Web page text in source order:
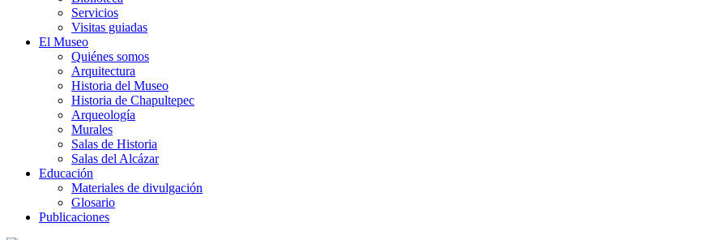
Servicios
Visitas guiadas
El Museo
Quiénes somos
Arquitectura
Historia del Museo
Historia de Chapultepec
Arqueología
Murales
Salas de Historia
Salas del Alcázar
Educación
Materiales de divulgación
Glosario
Publicaciones